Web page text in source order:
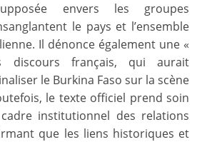
envers les groupes
le pays et l’ensemble
Il dénonce également une «
discours français, qui aurait
le Burkina Faso sur la scène
le texte officiel prend soin
institutionnel des relations
que les liens historiques et